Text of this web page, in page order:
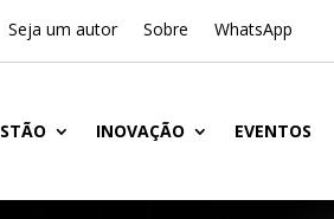
Seja um autor Sobre WhatsApp
INOVAÇÃO EVENTOS